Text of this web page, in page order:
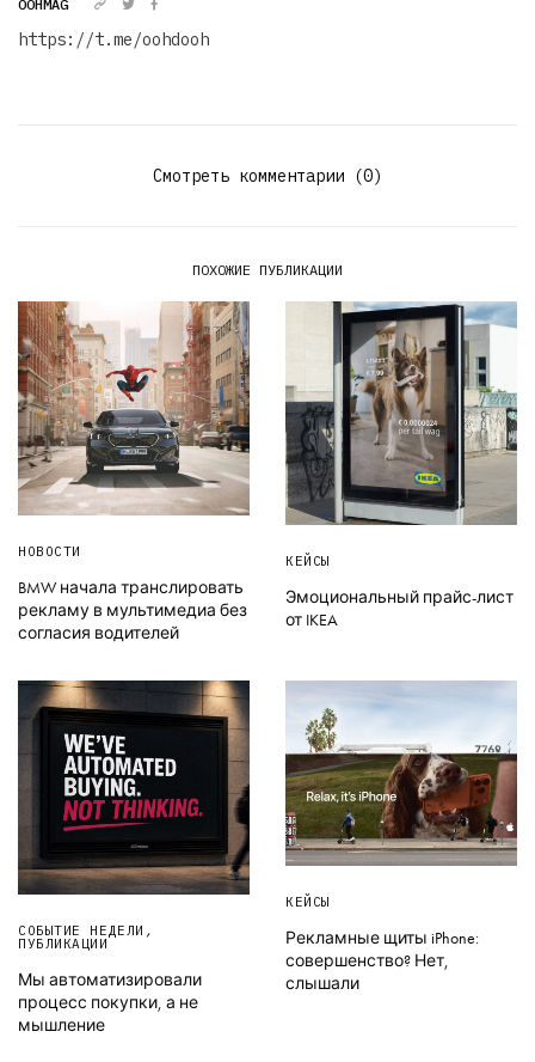
OOHMAG
https://t.me/oohdooh
Смотреть комментарии (0)
ПОХОЖИЕ ПУБЛИКАЦИИ
НОВОСТИ
BMW начала транслировать
рекламу в мультимедиа без
согласия водителей
КЕЙСЫ
Эмоциональный прайс-лист
от IKEA
СОБЫТИЕ НЕДЕЛИ ,
ПУБЛИКАЦИИ
Мы автоматизировали
процесс покупки, а не
мышление
КЕЙСЫ
Рекламные щиты iPhone:
совершенство? Нет,
слышали